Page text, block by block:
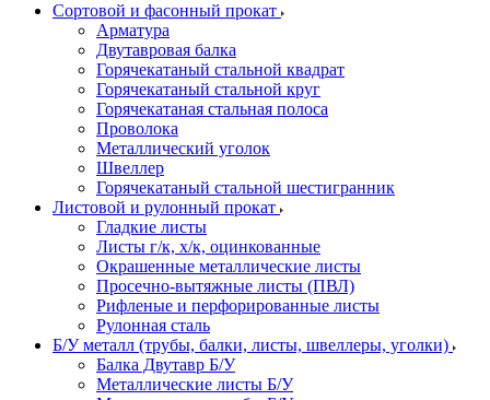
Сортовой и фасонный прокат
Арматура
Двутавровая балка
Горячекатаный стальной квадрат
Горячекатаный стальной круг
Горячекатаная стальная полоса
Проволока
Металлический уголок
Швеллер
Горячекатаный стальной шестигранник
Листовой и рулонный прокат
Гладкие листы
Листы г/к, х/к, оцинкованные
Окрашенные металлические листы
Просечно-вытяжные листы (ПВЛ)
Рифленые и перфорированные листы
Рулонная сталь
Б/У металл (трубы, балки, листы, швеллеры, уголки)
Балка Двутавр Б/У
Металлические листы Б/У